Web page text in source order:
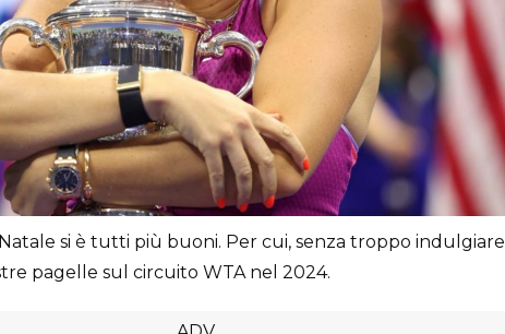
si è tutti più buoni. Per cui, senza troppo indulgiare
pagelle sul circuito WTA nel 2024.